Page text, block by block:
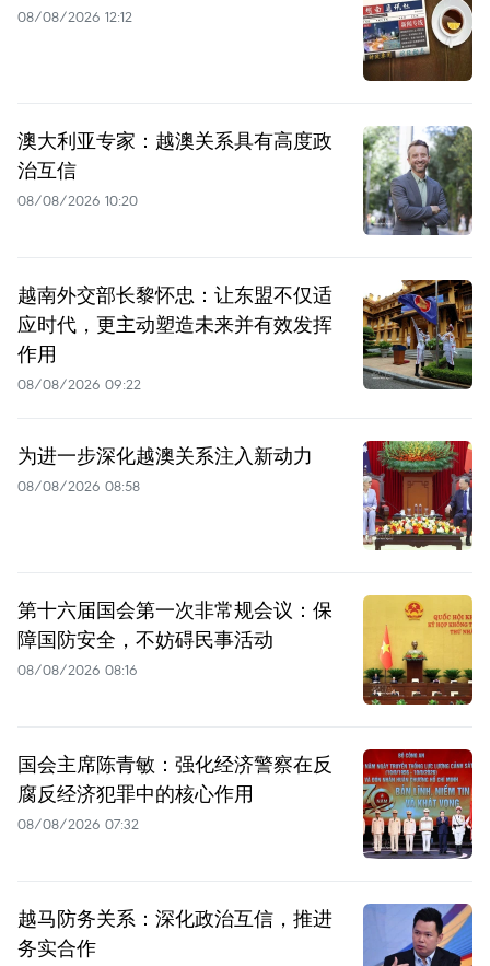
08/08/2026 12:12
澳大利亚专家：越澳关系具有高度政
治互信
08/08/2026 10:20
越南外交部长黎怀忠：让东盟不仅适
应时代，更主动塑造未来并有效发挥
作用
08/08/2026 09:22
为进一步深化越澳关系注入新动力
08/08/2026 08:58
第十六届国会第一次非常规会议：保
障国防安全，不妨碍民事活动
08/08/2026 08:16
国会主席陈青敏：强化经济警察在反
腐反经济犯罪中的核心作用
08/08/2026 07:32
越马防务关系：深化政治互信，推进
务实合作